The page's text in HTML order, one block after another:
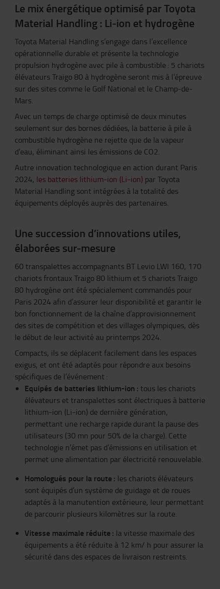
Le mix énergétique optimisé par Toyota
Material Handling: Li-ion et hydrogène
Toyota Material Handling s’engage dans l’excellence
opérationnelle durable et présente la technologie
propulsion hydrogène avec pile à combustible : 5 chariots
élévateurs Traigo 80 à hydrogène seront mis à l’épreuve
sur des sites comme le Golf National et le Champ-de-
Mars.
Avec un temps de charge optimisé de deux minutes
seulement sur des bornes dédiées, la batterie à pile à
combustible hydrogène ne rejette que de la vapeur
d’eau, éliminant ainsi les émissions de CO2.
Autre innovation technologique en action durant Paris
2024, les batteries lithium-ion (Li-ion) par Toyota
Material Handling sont intégrées à la totalité des
équipements déployés auprès des partenaires.
Une succession d’innovations utiles,
élaborées sur-mesure
60 transpalettes accompagnants BT Levio LWI 160, 170
chariots frontaux Traigo 80 lithium et 5 chariots Traigo
80 hydrogène ont été spécialement commandés pour
Paris 2024 afin d’assurer leur disponibilité et garantir le
bon fonctionnement de la chaîne d’approvisionnement
des sites de compétition et des villages olympiques, dès
le début de leur activité au printemps 2024.
Compacts, ils se déplacent facilement dans les espaces
exigus, et ont été adaptés pour répondre aux besoins
spécifiques de l’événement :
Equipés de batteries lithium-ion : tous les chariots
élévateurs et transpalettes sont électriques à batterie
lithium-ion (Li-ion) de dernière génération,
permettant une recharge rapide durant la pause des
utilisateurs (30 mn pour 50% de la charge). Cette
technologie n’émet pas d’émissions en utilisation et
permet une alimentation par électricité renouvelable.
Homologués pour la route: les chariots élévateurs
sont équipés d’un système de guidage et de roues
adaptés à la manutention extérieure, leur permettant
de parcourir plusieurs kilomètres sur la route.
Vitesse maximale réduite: la vitesse maximale des
équipements a été réduite à 12 km/ h pour assurer la
sécurité dans des espaces de livraison restreints.